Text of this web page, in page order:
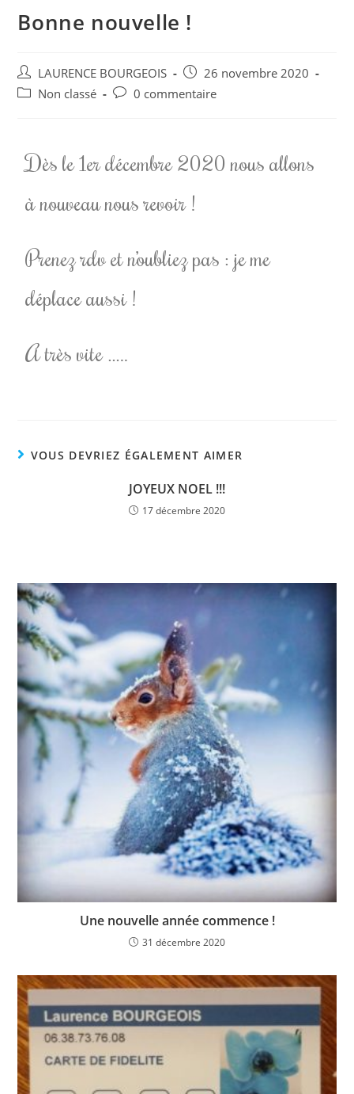
Bonne nouvelle !
LAURENCE BOURGEOIS
26 novembre 2020
Non classé
0 commentaire
Dès le 1er décembre 2020 nous allons
à nouveau nous revoir !
Prenez rdv et n’oubliez pas : je me
déplace aussi !
A très vite …..
VOUS DEVRIEZ ÉGALEMENT AIMER
JOYEUX NOEL !!!
17 décembre 2020
Une nouvelle année commence !
31 décembre 2020